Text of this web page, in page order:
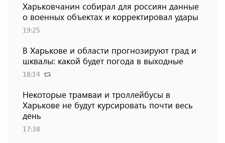
Харьковчанин собирал для россиян данные
о военных объектах и ​​корректировал удары
19:25
В Харькове и области прогнозируют град и
шквалы: какой будет погода в выходные
18:14
Некоторые трамваи и троллейбусы в
Харькове не будут курсировать почти весь
день
17:38